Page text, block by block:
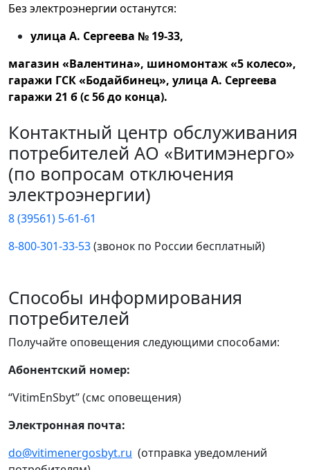
Без электроэнергии останутся:
улица А. Сергеева № 19-33,
магазин «Валентина», шиномонтаж «5 колесо»,
гаражи ГСК «Бодайбинец», улица А. Сергеева
гаражи 21 б (с 56 до конца).
Контактный центр обслуживания
потребителей АО «Витимэнерго»
(по вопросам отключения
электроэнергии)
8 (39561) 5-61-61
8-800-301-33-53(звонок по России бесплатный)
Способы информирования
потребителей
Получайте оповещения следующими способами:
Абонентский номер:
“VitimEnSbyt” (смс оповещения)
Электронная почта:
do@vitimenergosbyt.ru (отправка уведомлений